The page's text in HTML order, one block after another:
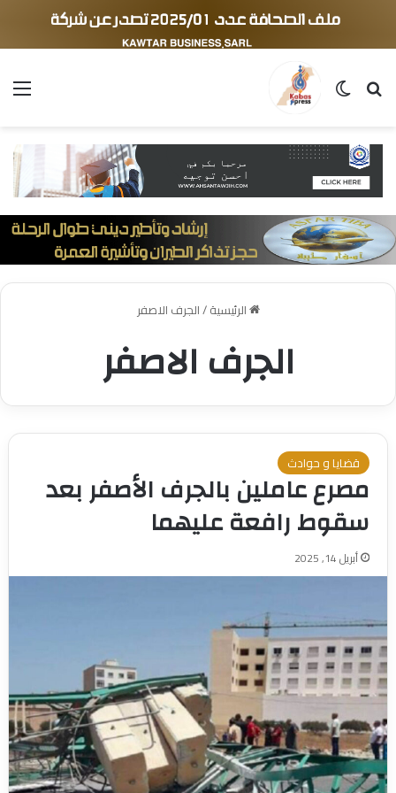
بحث عن الوضع المظلم
الرئيسية/الجرف الاصفر
الجرف الاصفر
قضايا و حوادث
مصرع عاملين بالجرف الأصفر بعد
سقوط رافعة عليهما
أبريل 14, 2025